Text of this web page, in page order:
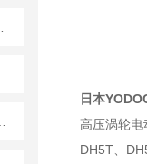
日本
高压涡轮电
DH5T、